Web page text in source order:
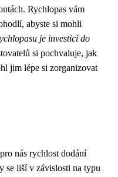
Rychlopas vám
abyste si mohli
je investicí do
si pochvaluje, jak
jim lépe si zorganizovat
nás rychlost dodání
se liší v závislosti na typu